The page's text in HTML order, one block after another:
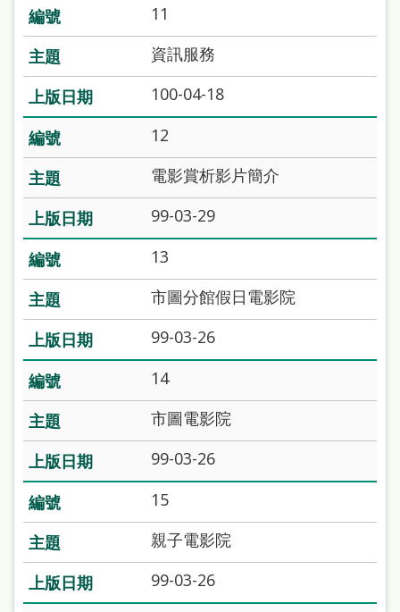
本
語
隱
私
權
及
網
站
安
全
政
策
政
府
網
站
資
料
開
放
宣
11
資訊服務
100-04-18
12
電影賞析影片簡介
99-03-29
13
市圖分館假日電影院
99-03-26
14
市圖電影院
99-03-26
15
親子電影院
99-03-26